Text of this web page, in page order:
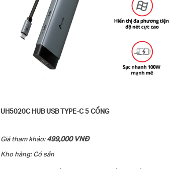
UH5020C HUB USB TYPE-C 5 CỔNG
Giá tham khảo:499,000 VNĐ
Kho hàng: Có sẵn